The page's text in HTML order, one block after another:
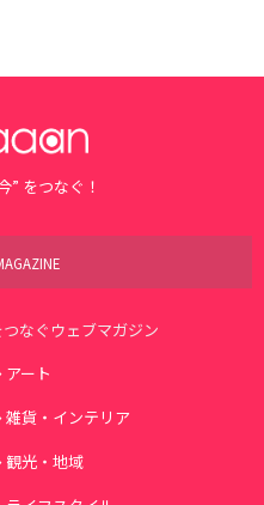
” をつなぐ！
なぐウェブマガジン
アート
雑貨・インテリア
観光・地域